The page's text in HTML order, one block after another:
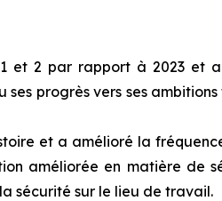
et 2 par rapport à 2023 et
progrès vers ses
et a amélioré la
améliorée en matière de
sécurité sur le lieu de travail.